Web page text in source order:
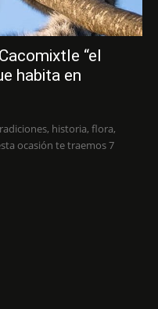
“el
habita en
historia, flora,
ocasión te traemos 7